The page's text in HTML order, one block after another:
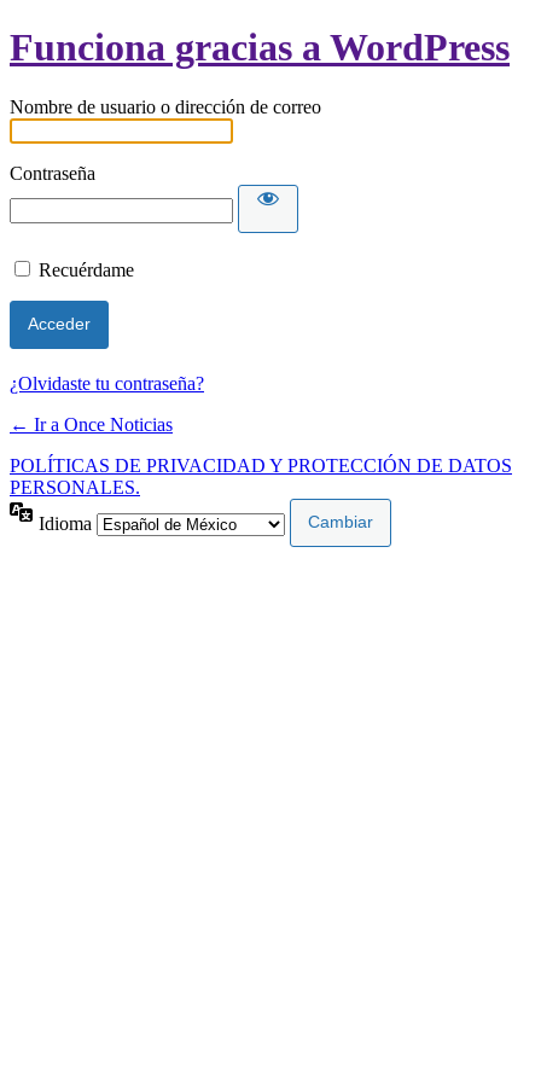
Funciona gracias a WordPress
Nombre de usuario o dirección de correo
Contraseña
Recuérdame
¿Olvidaste tu contraseña?
← Ir a Once Noticias
POLÍTICAS DE PRIVACIDAD Y PROTECCIÓN DE DATOS
PERSONALES.
Idioma